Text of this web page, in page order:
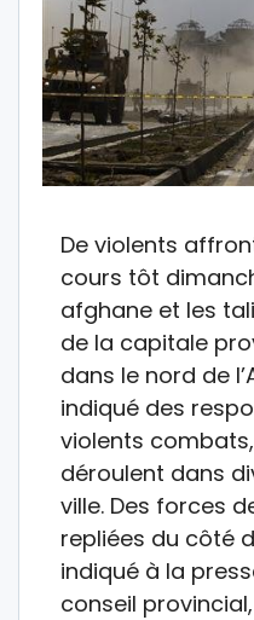
De violents
cours tôt
afghane et les
de la capitale
dans le nord de
indiqué des
violents
déroulent dans
ville. Des forces
repliées du côté
indiqué à la
conseil